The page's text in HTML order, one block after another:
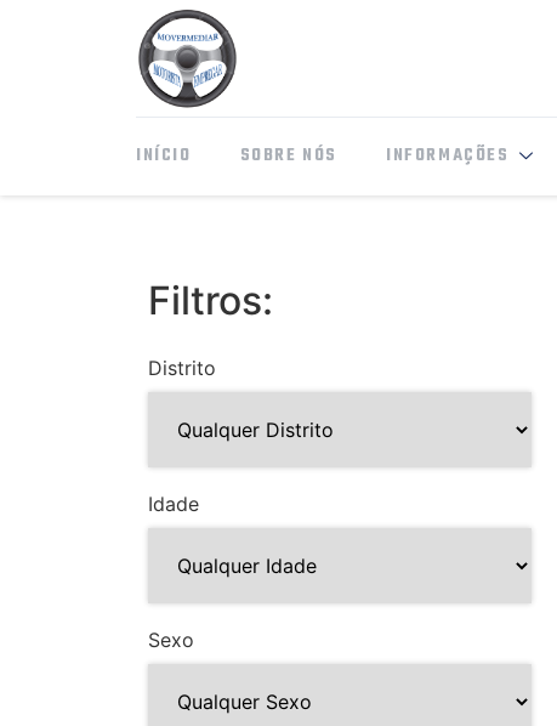
INÍCIO SOBRE NÓS INFORMAÇÕES
Filtros:
Distrito
Idade
Sexo